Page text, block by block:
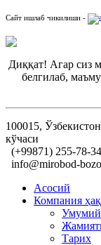
Сайт ишлаб чикилиши -
Диққат! Агар сиз
белгилаб,
100015,
кўчаси
(+99871) 255-78-34
info@mirobod-
Асосий
Компания
Умумий
Тарих